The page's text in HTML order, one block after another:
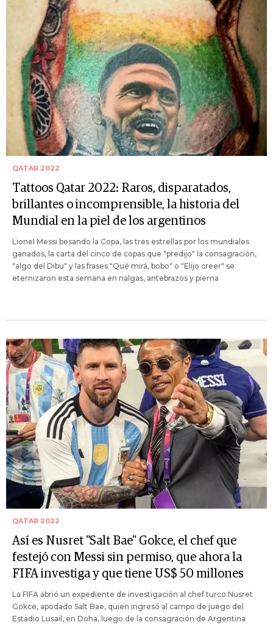
QATAR 2022
Tattoos Qatar 2022: Raros, disparatados,
brillantes o incomprensible, la historia del
Mundial en la piel de los argentinos
Lionel Messi besando la Copa, las tres estrellas por los mundiales
ganados, la carta del cinco de copas que "predijo" la consagración,
"algo del Dibu" y las frases "Qué mirá, bobo" o "Elijo creer" se
eternizaron esta semana en nalgas, antebrazos y pierna
QATAR 2022
Así es Nusret "Salt Bae" Gokce, el chef que
festejó con Messi sin permiso, que ahora la
FIFA investiga y que tiene US$ 50 millones
La FIFA abrió un expediente de investigación al chef turco Nusret
Gokce, apodado Salt Bae, quien ingresó al campo de juego del
Estadio Lusail, en Doha, luego de la consagración de Argentina